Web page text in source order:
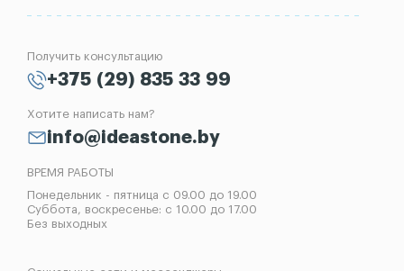
Блог
Контакты
Вазы
Изготовление памятников
Рассрочка на памятник
Демонтаж памятников
Получить консультацию
+375 (29) 835 33 99
Хотите написать нам?
info@ideastone.by
ВРЕМЯ РАБОТЫ
Понедельник - пятница с 09.00 до 19.00
Суббота, воскресенье: с 10.00 до 17.00
Без выходных